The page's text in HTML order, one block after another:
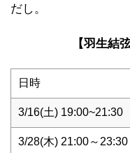
だし。
【羽生結
日時
3/16(土) 19:00~21:30
3/28(木) 21:00～23:30